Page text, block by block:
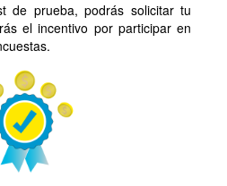
de prueba, podrás solicitar tu
el incentivo por participar en